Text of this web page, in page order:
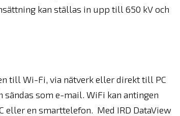
kan ställas in upp till 650 kV och
till Wi-Fi, via nätverk eller direkt till PC
som e-mail. WiFi kan antingen
en smarttelefon. Med IRD DataView